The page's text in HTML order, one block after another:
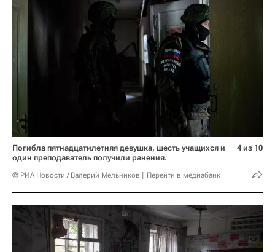
Погибла пятнадцатилетняя девушка, шесть учащихся и
один преподаватель получили ранения.
© РИА Новости / Валерий Мельников Перейти в медиабанк
4 из 10